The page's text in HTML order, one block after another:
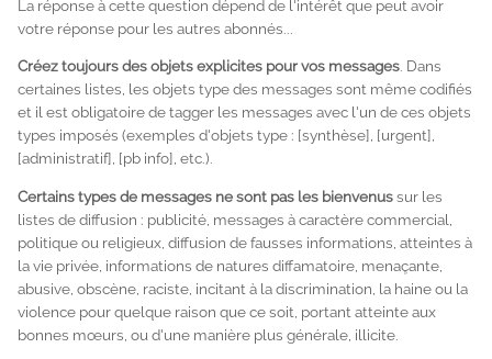
La réponse à cette question dépend de l'intérêt que peut avoir
votre réponse pour les autres abonnés...
Créez toujours des objets explicites pour vos messages . Dans
certaines listes, les objets type des messages sont même codifiés
et il est obligatoire de tagger les messages avec l'un de ces objets
types imposés (exemples d'objets type : [synthèse] [urgent]
[administratif] [pb info] , etc.).
Certains types de messages ne sont pas les bienvenussur les
listes de diffusion : publicité, messages à caractère commercial,
politique ou religieux, diffusion de fausses informations, atteintes à
la vie privée, informations de natures diffamatoire, menaçante,
abusive, obscène, raciste, incitant à la discrimination, la haine ou la
violence pour quelque raison que ce soit, portant atteinte aux
bonnes mœurs, ou d'une manière plus générale, illicite.